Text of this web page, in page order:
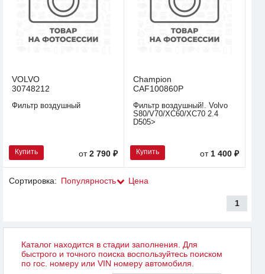
VOLVO
30748212
Фильтр воздушный
Купить от2 790 ₽
Champion
CAF100860P
Фильтр воздушный!. Volvo
S80/V70/XC60/XC70 2.4
D505>
Купить от 1 400 ₽
Сортировка: Популярность Цена
1
Каталог находится в стадии заполнения. Для
быстрого и точного поиска воспользуйтесь поиском
по гос. номеру или VIN номеру автомобиля.